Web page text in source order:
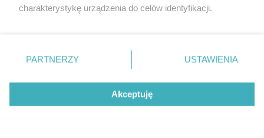
KONTAKT REKLAMA
charakterystykę urządzenia do celów identyfikacji.
zmienić/wycofać klikając przycisk ustawień prywatności
znajdujący się w lewym dolnym rogu strony
rodzaje przetwarzania danych nie wymagają zgody
użytkownika, ale masz prawo sprzeciwić się takiemu
PARTNERZY USTAWIENIA
Akceptuję